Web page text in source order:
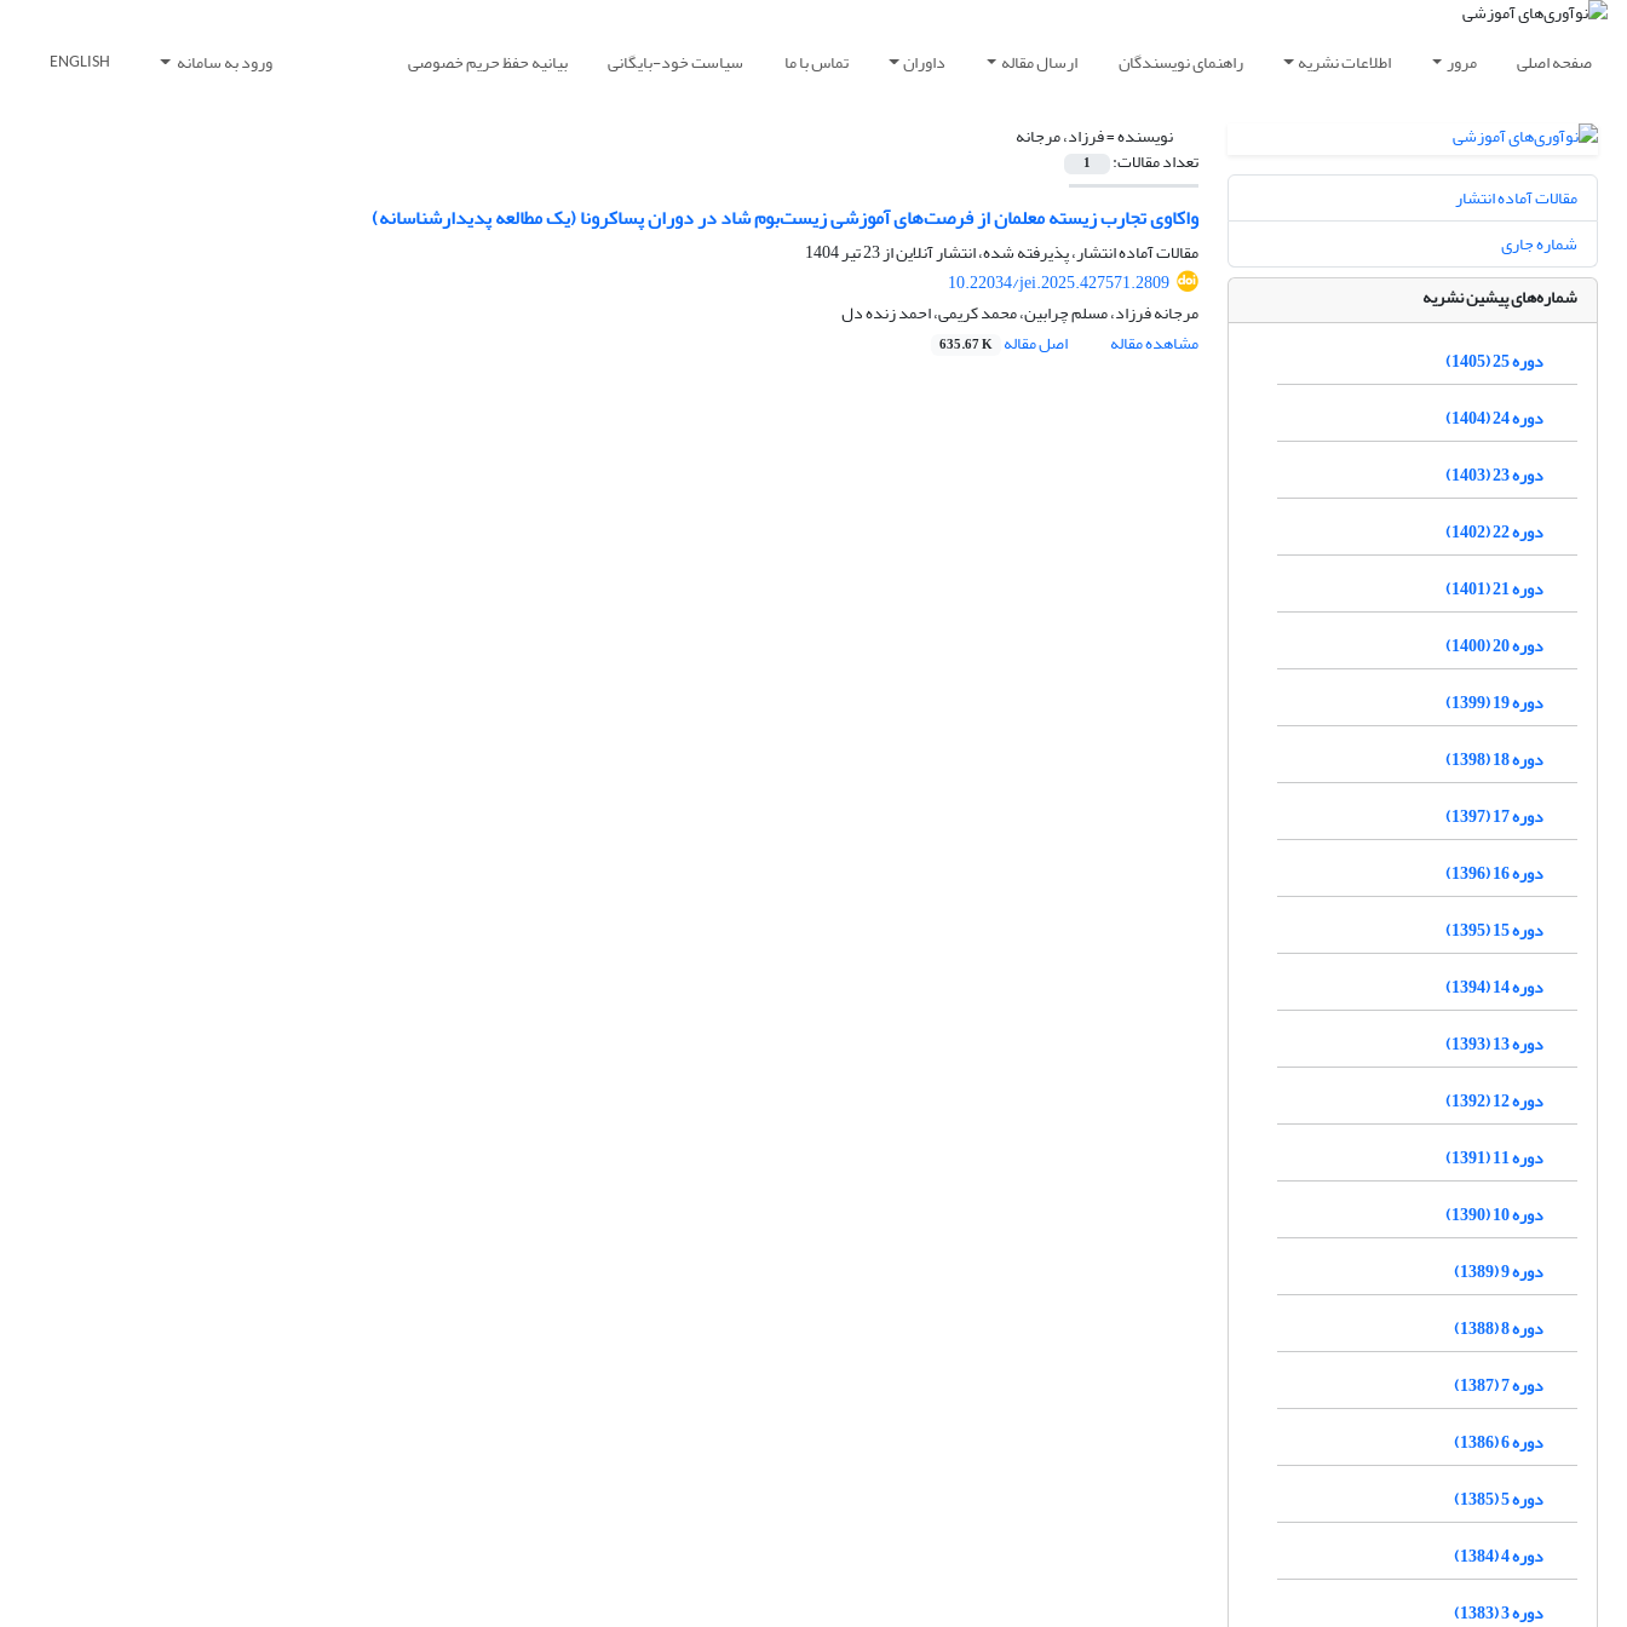
صفحه اصلی مرور اطلاعات نشریه راهنمای نویسندگان ارسال مقاله داوران تماس با ما سیاست خود-بایگانی بیانیه حفظ حریم خصوصی ورود به سامانه ENGLISH
نویسنده =فرزاد، مرجانه
تعداد مقالات: 1
واکاوی تجارب ‌زیسته ‌معلمان از فرصت‌های آموزشی زیست‌بوم شاد در دوران پسا‌کرونا (یک مطالعه پدیدارشناسانه)
مقالات آماده انتشار، پذیرفته شده، انتشار آنلاین از23 تیر 1404
10.22034/jei.2025.427571.2809
مرجانه فرزاد، مسلم چرابین، محمد کریمی، احمد زنده دل
مشاهده مقاله
اصل مقاله 635.67 K
مقالات آماده انتشار
شماره جاری
شماره‌های پیشین نشریه
دوره 25 (1405)
دوره 24 (1404)
دوره 23 (1403)
دوره 22 (1402)
دوره 21 (1401)
دوره 20 (1400)
دوره 19 (1399)
دوره 18 (1398)
دوره 17 (1397)
دوره 16 (1396)
دوره 15 (1395)
دوره 14 (1394)
دوره 13 (1393)
دوره 12 (1392)
دوره 11 (1391)
دوره 10 (1390)
دوره 9 (1389)
دوره 8 (1388)
دوره 7 (1387)
دوره 6 (1386)
دوره 5 (1385)
دوره 4 (1384)
دوره 3 (1383)